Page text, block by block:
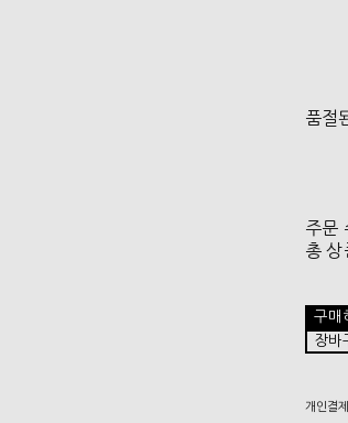
품절
주문
총 상
구매
장바
개인결